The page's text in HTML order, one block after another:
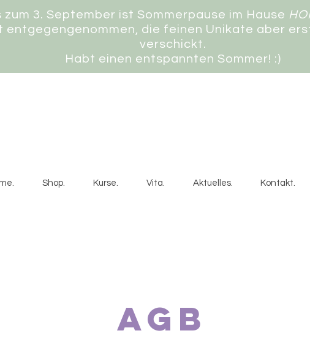
zum 3. September ist Sommerpause im Hause
entgegengenommen, die feinen Unikate aber
verschickt.
Habt einen entspannten Sommer! :)
Shop. Kurse. Vita. Aktuelles. Kontakt.
Agb